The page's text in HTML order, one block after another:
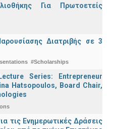
Για Πρωτοετείς
Διατριβής σε 3
#Scholarships
Series: Entrepreneur
Hatsopoulos, Board Chair,
τις Ενημερωτικές Δράσεις